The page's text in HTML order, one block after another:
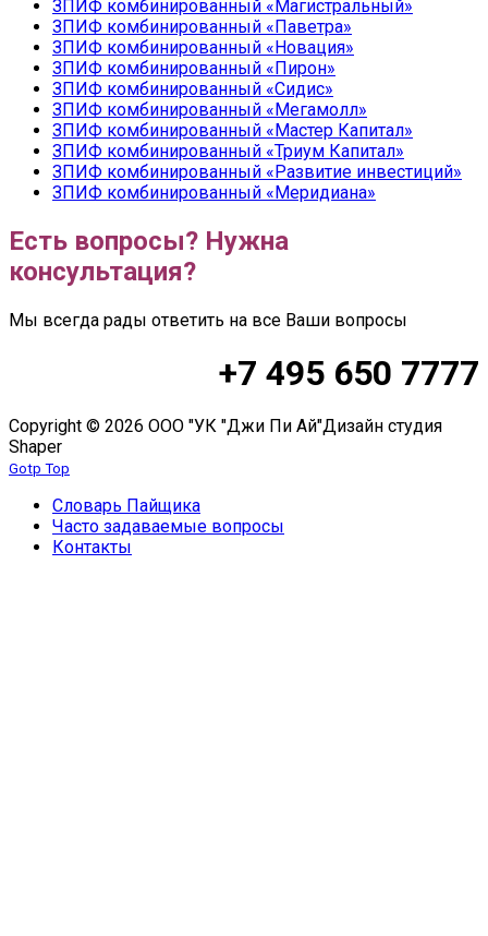
ЗПИФ комбинированный «Магистральный»
ЗПИФ комбинированный «Паветра»
ЗПИФ комбинированный «Новация»
ЗПИФ комбинированный «Пирон»
ЗПИФ комбинированный «Сидис»
ЗПИФ комбинированный «Мегамолл»
ЗПИФ комбинированный «Мастер Капитал»
ЗПИФ комбинированный «Триум Капитал»
ЗПИФ комбинированный «Развитие инвестиций»
ЗПИФ комбинированный «Меридиана»
Есть вопросы? Нужна
консультация?
Мы всегда рады ответить на все Ваши вопросы
+7 495 650 7777
Copyright © 2026 ООО "УК "Джи Пи Ай"Дизайн студия
Shaper
Gotp Top
Словарь Пайщика
Часто задаваемые вопросы
Контакты